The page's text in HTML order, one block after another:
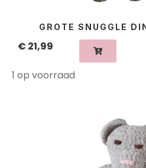
GROTE SNUGGLE
€ 21,99
1 op voorraad